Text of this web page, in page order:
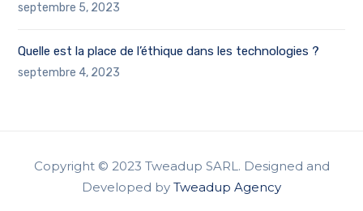
septembre 5, 2023
Quelle est la place de l’éthique dans les technologies ?
septembre 4, 2023
Copyright © 2023 Tweadup SARL. Designed and
Developed by Tweadup Agency